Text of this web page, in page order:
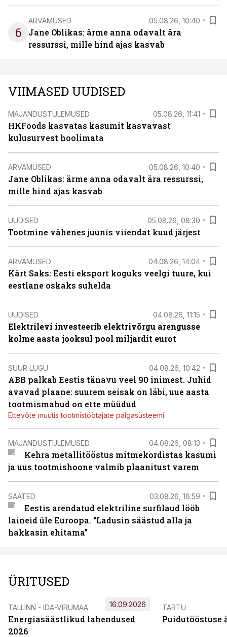
6
ARVAMUSED 05.08.26, 10:40
Jane Oblikas: ärme anna odavalt ära
ressurssi, mille hind ajas kasvab
VIIMASED UUDISED
MAJANDUSTULEMUSED 05.08.26, 11:41
HKFoods kasvatas kasumit kasvavast
kulusurvest hoolimata
ARVAMUSED 05.08.26, 10:40
Jane Oblikas: ärme anna odavalt ära ressurssi,
mille hind ajas kasvab
UUDISED 05.08.26, 08:30
Tootmine vähenes juunis viiendat kuud järjest
ARVAMUSED 04.08.26, 14:04
Kärt Saks: Eesti eksport koguks veelgi tuure, kui
eestlane oskaks suhelda
UUDISED 04.08.26, 11:15
Elektrilevi investeerib elektrivõrgu arengusse
kolme aasta jooksul pool miljardit eurot
SUUR LUGU 04.08.26, 10:42
ABB palkab Eestis tänavu veel 90 inimest. Juhid
avavad plaane: suurem seisak on läbi, uue aasta
tootmismahud on ette müüdud
Ettevõte muutis tootmistöötajate palgasüsteemi
MAJANDUSTULEMUSED 04.08.26, 08:13
Kehra metallitööstus mitmekordistas kasumi
ja uus tootmishoone valmib plaanitust varem
SAATED 03.08.26, 16:59
Eestis arendatud elektriline surfilaud lööb
laineid üle Euroopa. “Ladusin säästud alla ja
hakkasin ehitama”
ÜRITUSED
TALLINN - IDA-VIRUMAA
Energiasäästlikud lahendused
2026
16.09.2026 TARTU
Puidutööstuse